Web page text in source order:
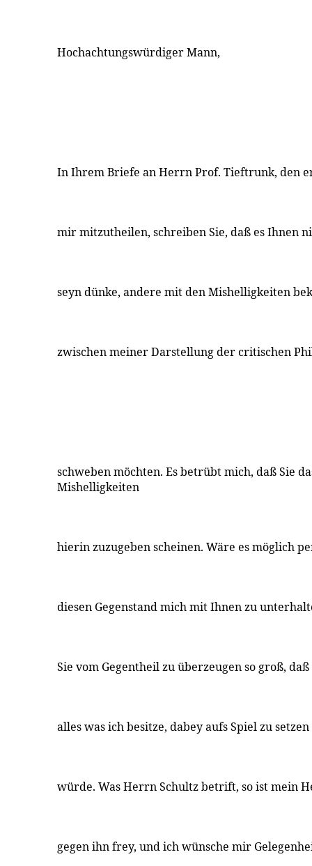
Hochachtungswürdiger Mann,
In Ihrem Briefe an Herrn Prof. Tieftrunk, den
mir mitzutheilen, schreiben Sie, daß es Ihnen
seyn dünke, andere mit den Mishelligkeiten
zwischen meiner Darstellung der critischen
schweben möchten. Es betrübt mich, daß Sie
Mishelligkeiten
hierin zuzugeben scheinen. Wäre es möglich
diesen Gegenstand mich mit Ihnen zu
Sie vom Gegentheil zu überzeugen so groß,
alles was ich besitze, dabey aufs Spiel zu
würde. Was Herrn Schultz betrift, so ist mein
gegen ihn frey, und ich wünsche mir